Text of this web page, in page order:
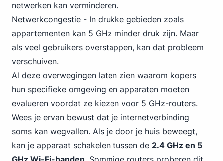
netwerken kan verminderen.
Netwerkcongestie - In drukke gebieden zoals
appartementen kan 5 GHz minder druk zijn. Maar
als veel gebruikers overstappen, kan dat probleem
verschuiven.
Al deze overwegingen laten zien waarom kopers
hun specifieke omgeving en apparaten moeten
evalueren voordat ze kiezen voor 5 GHz-routers.
Wees je ervan bewust dat je internetverbinding
soms kan wegvallen. Als je door je huis beweegt,
kan je apparaat schakelen tussen de 2.4 GHz en 5
GHz Wi-Fi-banden. Sommige routers proberen dit